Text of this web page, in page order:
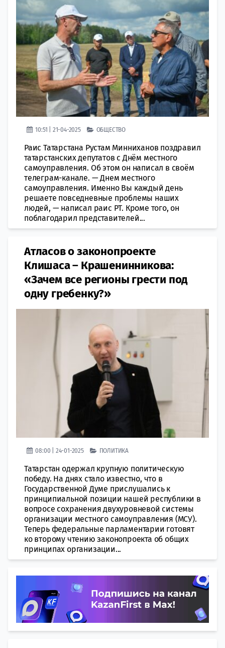
10:51 | 21-04-2025 ОБЩЕСТВО
Раис Татарстана Рустам Минниханов поздравил
татарстанских депутатов с Днём местного
самоуправления. Об этом он написал в своём
телеграм-канале. — Днем местного
самоуправления. Именно Вы каждый день
решаете повседневные проблемы наших
людей, — написал раис РТ. Кроме того, он
поблагодарил представителей...
Атласов о законопроекте
Клишаса – Крашенинникова:
«Зачем все регионы грести под
одну гребенку?»
08:00 | 24-01-2025 ПОЛИТИКА
Татарстан одержал крупную политическую
победу. На днях стало известно, что в
Государственной Думе прислушались к
принципиальной позиции нашей республики в
вопросе сохранения двухуровневой системы
организации местного самоуправления (МСУ).
Теперь федеральные парламентарии готовят
ко второму чтению законопроекта об общих
принципах организации...